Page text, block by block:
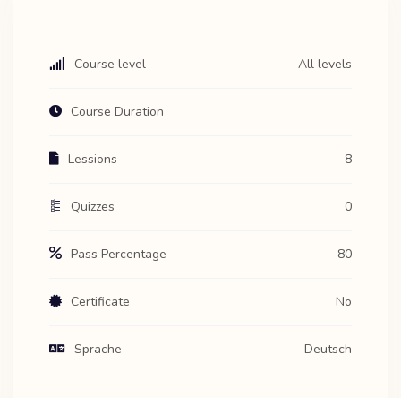
Course level All levels
Course Duration
Lessions 8
Quizzes 0
Pass Percentage 80
Certificate No
Sprache Deutsch